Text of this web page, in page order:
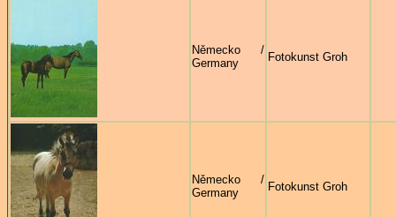
Německo /
Germany
Fotokunst Groh
Německo /
Germany
Fotokunst Groh